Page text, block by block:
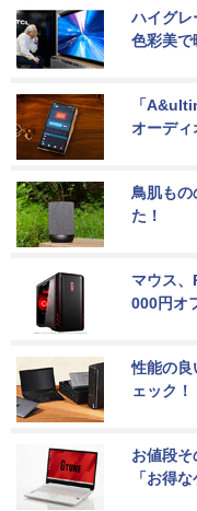
ハイグ
色彩美で
「
オーディ
鳥肌もの
た！
マウス
000円オ
性能の良
ェック！
お値段
「お得